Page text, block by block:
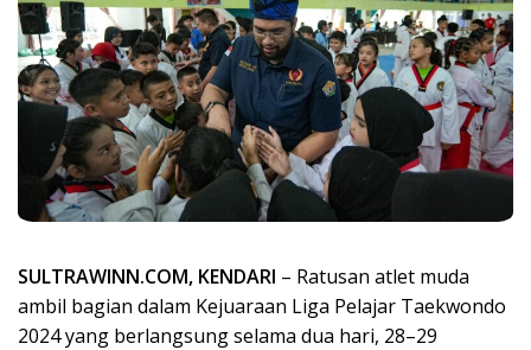
SULTRAWINN.COM, KENDARI – Ratusan atlet muda
ambil bagian dalam Kejuaraan Liga Pelajar Taekwondo
2024 yang berlangsung selama dua hari, 28–29